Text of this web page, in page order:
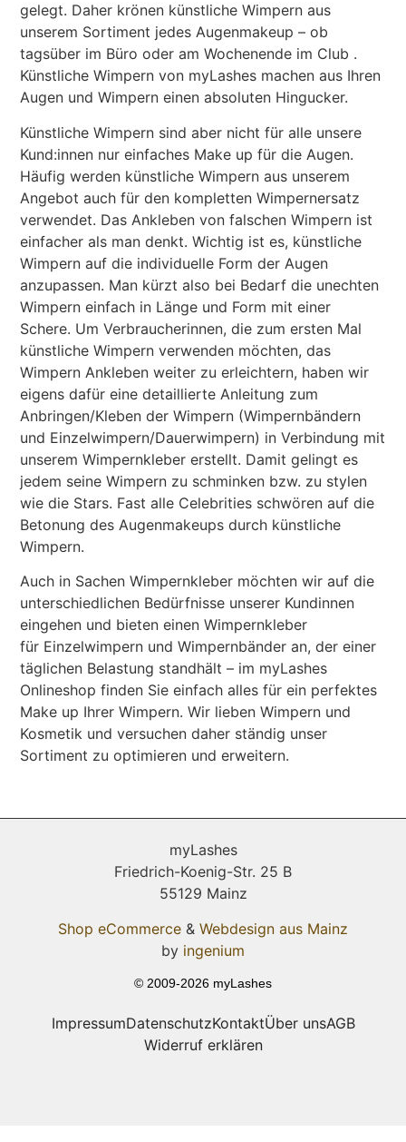
gelegt. Daher krönen künstliche Wimpern aus
unserem Sortiment jedes Augenmakeup – ob
tagsüber im Büro oder am Wochenende im Club .
Künstliche Wimpern von myLashes machen aus Ihren
Augen und Wimpern einen absoluten Hingucker.
Künstliche Wimpern sind aber nicht für alle unsere
Kund:innen nur einfaches Make up für die Augen.
Häufig werden künstliche Wimpern aus unserem
Angebot auch für den kompletten Wimpernersatz
verwendet. Das Ankleben von falschen Wimpern ist
einfacher als man denkt. Wichtig ist es, künstliche
Wimpern auf die individuelle Form der Augen
anzupassen. Man kürzt also bei Bedarf die unechten
Wimpern einfach in Länge und Form mit einer
Schere. Um Verbraucherinnen, die zum ersten Mal
künstliche Wimpern verwenden möchten, das
Wimpern Ankleben weiter zu erleichtern, haben wir
eigens dafür eine detaillierte Anleitung zum
Anbringen/Kleben der Wimpern (Wimpernbändern
und Einzelwimpern/Dauerwimpern) in Verbindung mit
unserem Wimpernkleber erstellt. Damit gelingt es
jedem seine Wimpern zu schminken bzw. zu stylen
wie die Stars. Fast alle Celebrities schwören auf die
Betonung des Augenmakeups durch künstliche
Wimpern.
Auch in Sachen Wimpernkleber möchten wir auf die
unterschiedlichen Bedürfnisse unserer Kundinnen
eingehen und bieten einen Wimpernkleber
für Einzelwimpern und Wimpernbänder an, der einer
täglichen Belastung standhält – im myLashes
Onlineshop finden Sie einfach alles für ein perfektes
Make up Ihrer Wimpern. Wir lieben Wimpern und
Kosmetik und versuchen daher ständig unser
Sortiment zu optimieren und erweitern.
myLashes
Friedrich-Koenig-Str. 25 B
55129 Mainz
Shop eCommerce & Webdesign aus Mainz
by ingenium
© 2009-2026 myLashes
ImpressumDatenschutzKontaktÜber unsAGB
Widerruf erklären